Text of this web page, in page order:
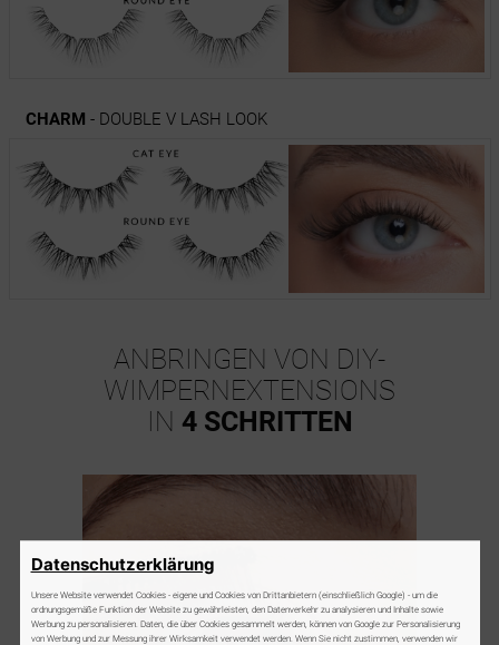
CHARM - DOUBLE V LASH LOOK
ANBRINGEN VON DIY-
WIMPERNEXTENSIONS
IN 4 SCHRITTEN
Datenschutzerklärung
Unsere Website verwendet Cookies - eigene und Cookies von Drittanbietern (einschließlich Google) - um die
ordnungsgemäße Funktion der Website zu gewährleisten, den Datenverkehr zu analysieren und Inhalte sowie
Werbung zu personalisieren. Daten, die über Cookies gesammelt werden, können von Google zur Personalisierung
von Werbung und zur Messung ihrer Wirksamkeit verwendet werden. Wenn Sie nicht zustimmen, verwenden wir